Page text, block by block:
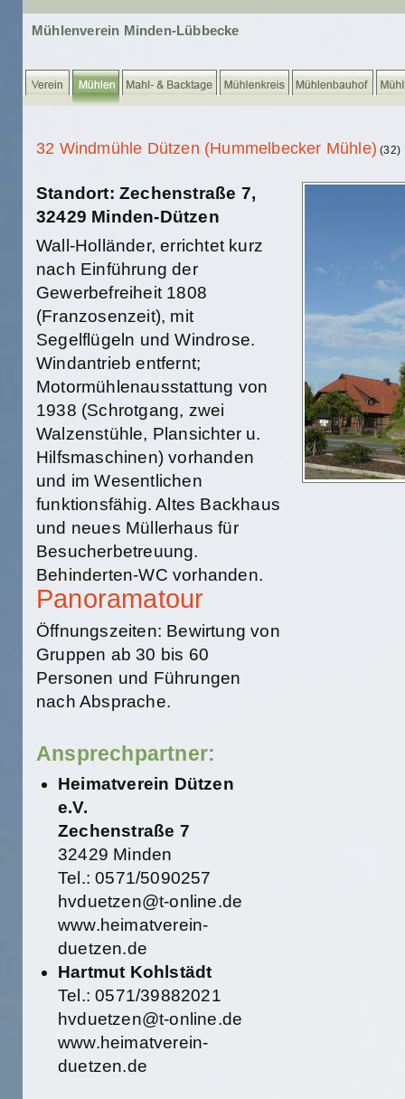
Mühlenverein Minden-Lübbecke
32 Windmühle Dützen (Hummelbecker Mühle) (32)
Standort: Zechenstraße 7,
32429 Minden-Dützen
Wall-Holländer, errichtet kurz
nach Einführung der
Gewerbefreiheit 1808
(Franzosenzeit), mit
Segelflügeln und Windrose.
Windantrieb entfernt;
Motormühlenausstattung von
1938 (Schrotgang, zwei
Walzenstühle, Plansichter u.
Hilfsmaschinen) vorhanden
und im Wesentlichen
funktionsfähig. Altes Backhaus
und neues Müllerhaus für
Besucherbetreuung.
Behinderten-WC vorhanden.
Panoramatour
Öffnungszeiten: Bewirtung von
Gruppen ab 30 bis 60
Personen und Führungen
nach Absprache.
Ansprechpartner:
Heimatverein Dützen
e.V.
Zechenstraße 7
32429 Minden
Tel.: 0571/5090257
hvduetzen@t-online.de
www.heimatverein-
duetzen.de
Hartmut Kohlstädt
Tel.: 0571/39882021
hvduetzen@t-online.de
www.heimatverein-
duetzen.de